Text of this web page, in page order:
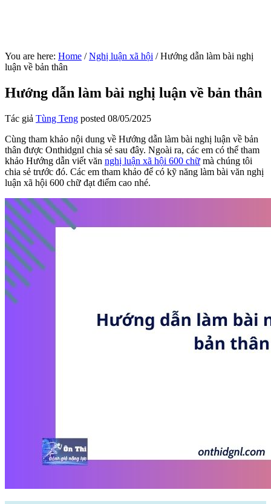
You are here: Home / Nghị luận xã hội /Hướng dẫn làm bài nghị
luận về bản thân
Hướng dẫn làm bài nghị luận về bản thân
Tác giả Tùng Teng posted 08/05/2025
Cùng tham khảo nội dung về Hướng dẫn làm bài nghị luận về bản
thân được Onthidgnl chia sẻ sau đây. Ngoài ra, các em có thể tham
khảo Hướng dẫn viết văn nghị luận xã hội 600 chữ mà chúng tôi
chia sẻ trước đó. Các em tham khảo để có kỹ năng làm bài văn nghị
luận xã hội 600 chữ đạt điểm cao nhé.